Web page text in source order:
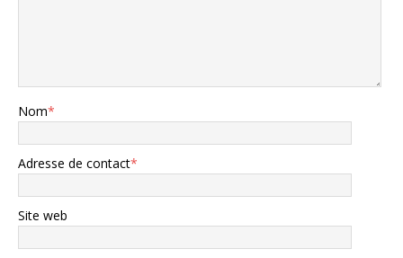
Nom*
Adresse de contact*
Site web